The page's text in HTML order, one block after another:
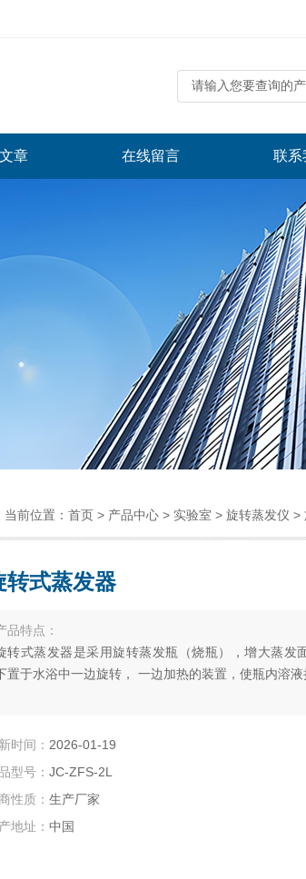
章 在线留言 联系
当前位置： 首页 > 产品中心 > 实验室 > 旋转蒸发仪 >
转式蒸发器
品特点：
转式蒸发器是采用旋转蒸发瓶（烧瓶），增大蒸发
置于水浴中一边旋转， 一边加热的装置，使瓶内溶
时间： 2026-01-19
型号： JC-ZFS-2L
性质： 生产厂家
地址： 中国